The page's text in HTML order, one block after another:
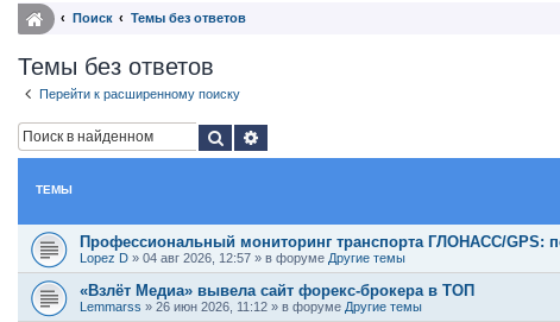
Поиск Темы без ответов
Темы без ответов
Перейти к расширенному поиску
Поиск
ТЕМЫ
Профессиональный мониторинг транспорта ГЛОНАСС/GPS:
Lopez D » 04 авг 2026, 12:57 » в форуме Другие темы
«Взлёт Медиа» вывела сайт форекс-брокера в ТОП
Lemmarss » 26 июн 2026, 11:12 » в форуме Другие темы